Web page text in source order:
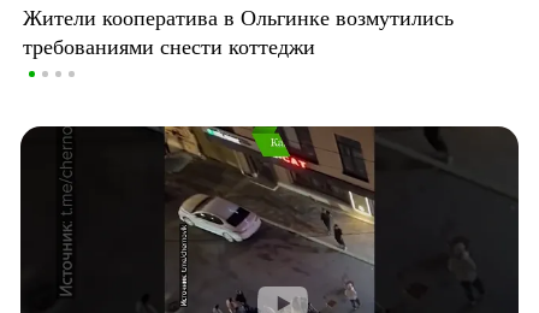
Жители кооператива в Ольгинке возмутились
требованиями снести коттеджи